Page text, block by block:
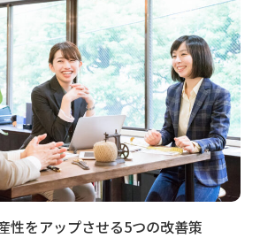
性をアップさせる5つの改善策